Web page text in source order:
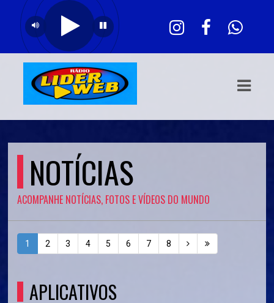
NOTÍCIAS
ACOMPANHE NOTÍCIAS, FOTOS E VÍDEOS DO MUNDO
1 2 3 4 5 6 7 8
APLICATIVOS